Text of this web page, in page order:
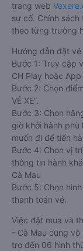
trang web
sự cố. Chính
theo từng trường
Hướng dẫn đặt vé
Bước 1: Truy cập
CH Play hoặc App
Bước 2: Chọn
VÉ XE”.
Bước 3: Chọn
giờ khởi hành
muốn đi để tiến
Bước 4: Chọn vị
thông tin hành
Cà Mau
Bước 5: Chọn
thanh toán vé.
Việc đặt mua và
- Cà Mau cũng
trợ đến 06 hình